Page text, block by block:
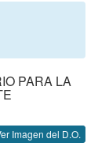
PARA LA
Imagen del D.O.